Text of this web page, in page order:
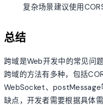
复杂场景建议使用
总结
跨域是Web开发中的常见问
跨域的方法有多种，包括
WebSocket、postMessage
缺点，开发者需要根据具体